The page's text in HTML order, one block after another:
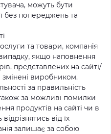
можуть бути
без попереджень та
та товари, компанія
якщо наповнення
представлених на сайті/
виробником.
за правильність
за можливі помилки
продуктів на сайті чи в
від їх
залишає за собою